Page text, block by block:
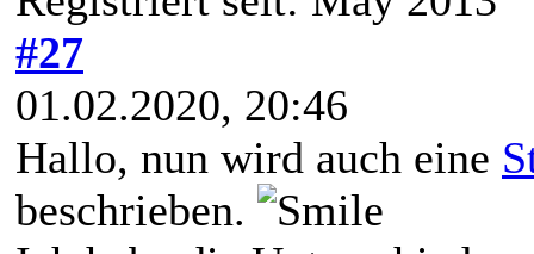
#27
01.02.2020, 20:46
Hallo, nun wird auch eine
beschrieben.